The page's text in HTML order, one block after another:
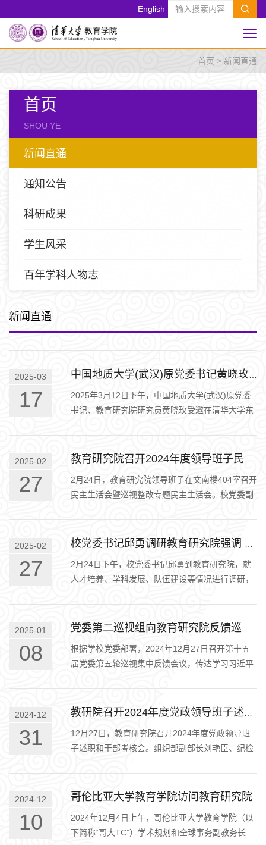
English
首页 > 新闻直通
首页
SHOU YE
新闻直通
通知公告
科研成果
学生风采
百年学科人物志
新闻直通
2025-03
17
2025年3月12日下午，中国地质大学(武汉)原党委
书记、教育研究院研究员黄晓玫受邀在清华大学东
2025-02
27
2月24日，教育研究院领导班子在文南楼404室召开
民主生活会暨巡视整改专题民主生活会。校党委副
2025-02
27
2月24日下午，校党委书记邱勇到教育研究院，就
人才培养、学科发展、队伍建设等情况进行调研，
2025-01
08
根据学校党委部署，2024年12月27日召开第十五
届党委第五轮巡视集中反馈会议，传达学习习近平
2024-12
31
12月27日，教育研究院召开2024年度党政领导班
子述职和干部考核会。组织部副部长刘艳臣、纪检
2024-12
10
哥伦比亚大学教育学院访问教育研究院
2024年12月4日上午，哥伦比亚大学教育学院（以
下简称“哥大TC”）学术规划和全球事务副教务长